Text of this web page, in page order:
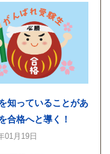
知っていることがあ
合格へと導く！
01月19日